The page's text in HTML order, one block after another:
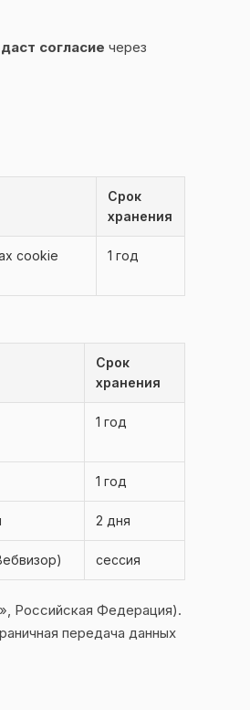
согласие через
Срок
хранения
cookie
1 год
Срок
хранения
1 год
1 год
2 дня
сессия
Российская Федерация).
передача данных